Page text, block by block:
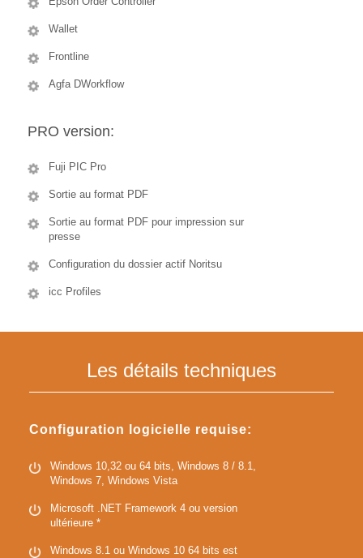
Wallet
Frontline
Agfa DWorkflow
PRO version:
Fuji PIC Pro
Sortie au format PDF
Sortie au format PDF pour impression sur
presse
Configuration du dossier actif Noritsu
icc Profiles
Les détails techniques
Configuration logicielle requise:
Windows 10,32 ou 64 bits, Windows 8 / 8.1,
Windows 7, Windows Vista
Microsoft .NET Framework 4 ou version
ultérieure *
Windows 8.1 ou Windows 10 64 bits est